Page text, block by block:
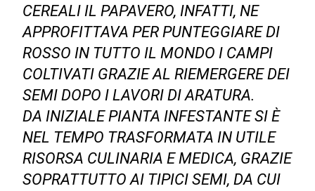
CEREALI IL PAPAVERO, INFATTI, NE
APPROFITTAVA PER PUNTEGGIARE DI
ROSSO IN TUTTO IL MONDO I CAMPI
COLTIVATI GRAZIE AL RIEMERGERE DEI
SEMI DOPO I LAVORI DI ARATURA.
DA INIZIALE PIANTA INFESTANTE SI È
NEL TEMPO TRASFORMATA IN UTILE
RISORSA CULINARIA E MEDICA, GRAZIE
SOPRATTUTTO AI TIPICI SEMI, DA CUI